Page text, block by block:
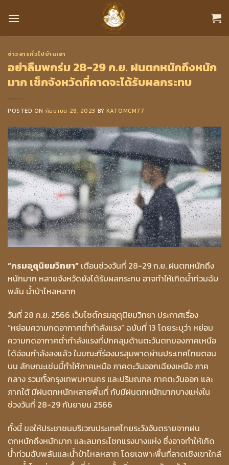
ข่าวสารทั่วไปบ้านเฮา
อย่าลืมพกร่ม 28-29 ก.ย. ฝนตกหนักถึงหนัก
มาก เช็กจังหวัดที่คาดจะได้รับผลกระทบ
POSTED ON กันยายน 28, 2023 BY KATOMCM77
“กรมอุตุนิยมวิทยา” เตือนช่วงวันที่ 28-29 ก.ย. ฝนตกหนักถึง
หนักมาก หลายจังหวัดยังได้รับผลกระทบ อาจทำให้เกิดน้ำท่วมฉับ
พลัน น้ำป่าไหลหลาก
วันที่ 28 ก.ย. 2566 เว็บไซต์กรมอุตุนิยมวิทยา ประกาศเรื่อง
“หย่อมความกดอากาศต่ำกำลังแรง” ฉบับที่ 13 โดยระบุว่า หย่อม
ความกดอากาศต่ำกำลังแรงที่ปกคลุมด้านตะวันตกของภาคเหนือ
ได้อ่อนกำลังลงแล้ว ในขณะที่ร่องมรสุมพาดผ่านประเทศไทยตอน
บน ลักษณะเช่นนี้ทำให้ภาคเหนือ ภาคตะวันออกเฉียงเหนือ ภาค
กลาง รวมทั้งกรุงเทพมหานคร และปริมณฑล ภาคตะวันออก และ
ภาคใต้ มีฝนตกหนักหลายพื้นที่ กับมีฝนตกหนักมากบางแห่งใน
ช่วงวันที่ 28-29 กันยายน 2566
ทั้งนี้ ขอให้ประชาชนบริเวณประเทศไทยระวังอันตรายจากฝน
ตกหนักถึงหนักมาก และลมกระโชกแรงบางแห่ง ซึ่งอาจทำให้เกิด
น้ำท่วมฉับพลันและน้ำป่าไหลหลาก โดยเฉพาะพื้นที่ลาดเชิงเขาใกล้